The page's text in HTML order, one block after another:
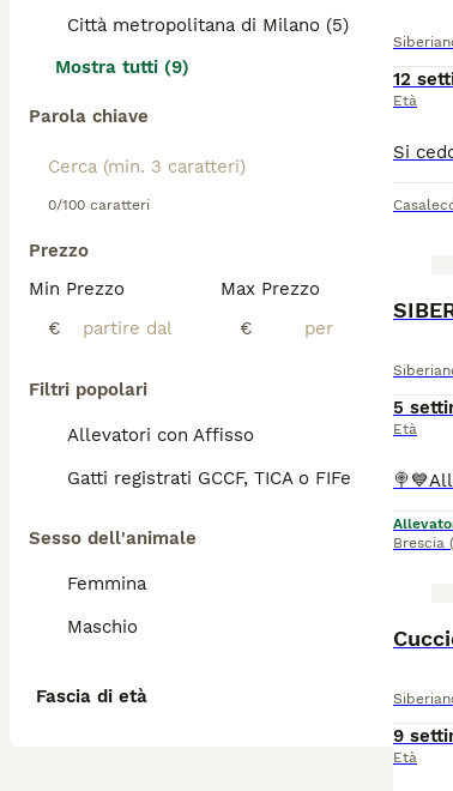
Città metropolitana di Milano (5)
Mostra tutti (9)
Parola chiave
0/100 caratteri
Prezzo
Min Prezzo
€
Max Prezzo
€
Filtri popolari
Allevatori con Affisso
Gatti registrati GCCF, TICA o FIFe
Sesso dell'animale
Femmina
Maschio
Fascia di età
12
Età
5
Età
Brescia
9
Età